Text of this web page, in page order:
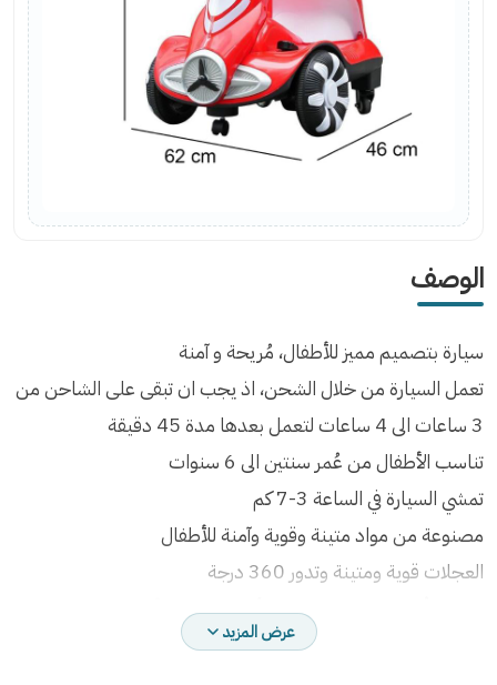
الوصف
سيارة بتصميم مميز للأطفال، مُريحة و آمنة
تعمل السيارة من خلال الشحن، اذ يجب ان تبقى على الشاحن من
3 ساعات الى 4 ساعات لتعمل بعدها مدة 45 دقيقة
تناسب الأطفال من عُمر سنتين الى 6 سنوات
تمشي السيارة في الساعة 3-7 كم
مصنوعة من مواد متينة وقوية وآمنة للأطفال
العجلات قوية ومتينة وتدور 360 درجة
السيارة تُضيء بمجرد تشغيلها بألوان مُحببة للأطفال
عرض المزيد